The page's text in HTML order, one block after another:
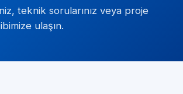
teknik sorularınız veya proje
ulaşın.